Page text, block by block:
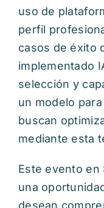
uso de
perfil
casos de éxito
implementado
selección y
un modelo
buscan
mediante esta
Este evento en
una
desean